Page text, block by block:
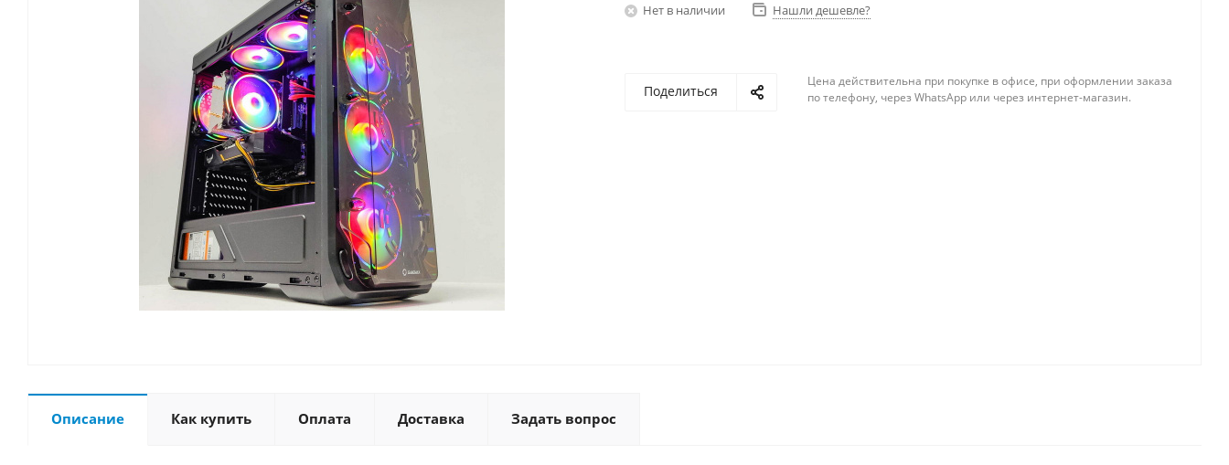
Нет в наличии Нашли дешевле?
Поделиться
Цена действительна при покупке в офисе, при оформлении заказа
по телефону, через WhatsApp или через интернет-магазин.
Описание Как купить Оплата Доставка Задать вопрос